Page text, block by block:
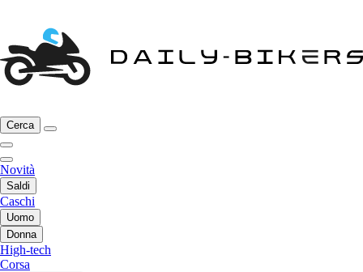
Cerca
Novità
Saldi
Caschi
Uomo
Donna
High-tech
Corsa